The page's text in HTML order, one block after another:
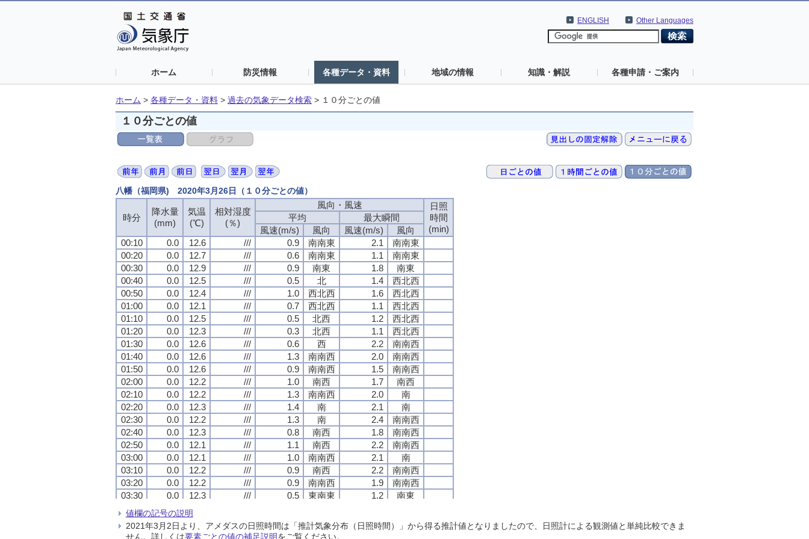
Other Languages
ENGLISH
ホーム 防災情報 各種データ・資料 地域の情報 知識・解説 各種申請・ご案内
ホーム > 各種データ・資料 > 過去の気象データ検索 > １０分ごとの値
１０分ごとの値
八幡（福岡県) 2020年3月26日（１０分ごとの値）
時分
降水量
(mm)
気温
(℃)
相対湿度
(％)
風向・風速
日照
時間
(min)
平均
最大瞬間
風速(m/s)
風向 風速(m/s)
風向
00:10
0.0 12.6 /// 0.9 南南東 2.1
南南東
00:20
0.0 12.7 /// 0.6 南南東 1.1
南南東
00:30
0.0 12.9 /// 0.9 南東 1.8
南東
00:40
0.0 12.5 /// 0.5 北 1.4
西北西
00:50
0.0 12.4 /// 1.0 西北西 1.6
西北西
01:00
0.0 12.1 /// 0.7 西北西 1.1
西北西
01:10
0.0 12.5 /// 0.5 北西 1.2
西北西
01:20
0.0 12.3 /// 0.3 北西 1.1
西北西
01:30
0.0 12.6 /// 0.6 西 2.2
南南西
01:40
0.0 12.6 /// 1.3 南南西 2.0
南南西
01:50
0.0 12.6 /// 0.9 南南西 1.5
南南西
02:00
0.0 12.2 /// 1.0 南西 1.7
南西
02:10
0.0 12.2 /// 1.3 南南西 2.0
南
02:20
0.0 12.3 /// 1.4 南 2.1
南
02:30
0.0 12.2 /// 1.3 南 2.4
南南西
02:40
0.0 12.3 /// 0.8 南西 1.8
南南西
02:50
0.0 12.1 /// 1.1 南西 2.2
南南西
03:00
0.0 12.1 /// 1.0 南南西 2.1
南
03:10
0.0 12.2 /// 0.9 南西 2.2
南南西
03:20
0.0 12.2 /// 0.9 南南西 1.9
南南西
03:30
0.0 12.3 /// 0.5 東南東 1.2
南東
03:40
0.0 12.3
03:50
0.0 12.2 /// 1.0 南南西 1.5
南
04:00
0.0 12.2 /// 0.8 南西 1.2 南西
時分
降水量
(mm)
気温
(℃)
相対湿度
(％)
風向・風速
日照
時間
(min)
平均
最大瞬間
風速(m/s)
風向 風速(m/s)
風向
00:10
0.0 12.6 /// 0.9 南南東 2.1
南南東
00:20
0.0 12.7 /// 0.6 南南東 1.1
南南東
00:30
0.0 12.9 /// 0.9 南東 1.8
南東
00:40
0.0 12.5 /// 0.5 北 1.4
西北西
00:50
0.0 12.4 /// 1.0 西北西 1.6
西北西
01:00
0.0 12.1 /// 0.7 西北西 1.1
西北西
01:10
0.0 12.5 /// 0.5 北西 1.2
西北西
01:20
0.0 12.3 /// 0.3 北西 1.1
西北西
01:30
0.0 12.6 /// 0.6 西 2.2
南南西
01:40
0.0 12.6 /// 1.3 南南西 2.0
南南西
01:50
0.0 12.6 /// 0.9 南南西 1.5
南南西
02:00
0.0 12.2 /// 1.0 南西 1.7
南西
02:10
0.0 12.2 /// 1.3 南南西 2.0
南
02:20
0.0 12.3 /// 1.4 南 2.1
南
02:30
0.0 12.2 /// 1.3 南 2.4
南南西
02:40
0.0 12.3 /// 0.8 南西 1.8
南南西
02:50
0.0 12.1 /// 1.1 南西 2.2
南南西
03:00
0.0 12.1 /// 1.0 南南西 2.1
南
03:10
0.0 12.2 /// 0.9 南西 2.2
南南西
03:20
0.0 12.2 /// 0.9 南南西 1.9
南南西
03:30
0.0 12.3 /// 0.5 東南東 1.2
南東
03:40
0.0 12.3
03:50
0.0 12.2 /// 1.0 南南西 1.5
南
04:00
0.0 12.2 /// 0.8 南西 1.2 南西
時分
降水量
(mm)
気温
(℃)
相対湿度
(％)
風向・風速
日照
時間
(min)
平均
最大瞬間
風速(m/s)
風向 風速(m/s)
風向
00:10
0.0 12.6 /// 0.9 南南東 2.1
南南東
00:20
0.0 12.7 /// 0.6 南南東 1.1
南南東
00:30
0.0 12.9 /// 0.9 南東 1.8
南東
00:40
0.0 12.5 /// 0.5 北 1.4
西北西
00:50
0.0 12.4 /// 1.0 西北西 1.6
西北西
01:00
0.0 12.1 /// 0.7 西北西 1.1
西北西
01:10
0.0 12.5 /// 0.5 北西 1.2
西北西
01:20
0.0 12.3 /// 0.3 北西 1.1
西北西
01:30
0.0 12.6 /// 0.6 西 2.2
南南西
01:40
0.0 12.6 /// 1.3 南南西 2.0
南南西
01:50
0.0 12.6 /// 0.9 南南西 1.5
南南西
02:00
0.0 12.2 /// 1.0 南西 1.7
南西
02:10
0.0 12.2 /// 1.3 南南西 2.0
南
02:20
0.0 12.3 /// 1.4 南 2.1
南
02:30
0.0 12.2 /// 1.3 南 2.4
南南西
02:40
0.0 12.3 /// 0.8 南西 1.8
南南西
02:50
0.0 12.1 /// 1.1 南西 2.2
南南西
03:00
0.0 12.1 /// 1.0 南南西 2.1
南
03:10
0.0 12.2 /// 0.9 南西 2.2
南南西
03:20
0.0 12.2 /// 0.9 南南西 1.9
南南西
03:30
0.0 12.3 /// 0.5 東南東 1.2
南東
03:40
0.0 12.3
03:50
0.0 12.2 /// 1.0 南南西 1.5
南
04:00
0.0 12.2 /// 0.8 南西 1.2 南西
時分
降水量
(mm)
気温
(℃)
相対湿度
(％)
風向・風速
日照
時間
(min)
平均
最大瞬間
風速(m/s)
風向 風速(m/s)
風向
00:10
0.0 12.6 /// 0.9 南南東 2.1
南南東
00:20
0.0 12.7 /// 0.6 南南東 1.1
南南東
00:30
0.0 12.9 /// 0.9 南東 1.8
南東
00:40
0.0 12.5 /// 0.5 北 1.4
西北西
00:50
0.0 12.4 /// 1.0 西北西 1.6
西北西
01:00
0.0 12.1 /// 0.7 西北西 1.1
西北西
01:10
0.0 12.5 /// 0.5 北西 1.2
西北西
01:20
0.0 12.3 /// 0.3 北西 1.1
西北西
01:30
0.0 12.6 /// 0.6 西 2.2
南南西
01:40
0.0 12.6 /// 1.3 南南西 2.0
南南西
01:50
0.0 12.6 /// 0.9 南南西 1.5
南南西
02:00
0.0 12.2 /// 1.0 南西 1.7
南西
02:10
0.0 12.2 /// 1.3 南南西 2.0
南
02:20
0.0 12.3 /// 1.4 南 2.1
南
02:30
0.0 12.2 /// 1.3 南 2.4
南南西
02:40
0.0 12.3 /// 0.8 南西 1.8
南南西
02:50
0.0 12.1 /// 1.1 南西 2.2
南南西
03:00
0.0 12.1 /// 1.0 南南西 2.1
南
03:10
0.0 12.2 /// 0.9 南西 2.2
南南西
03:20
0.0 12.2 /// 0.9 南南西 1.9
南南西
03:30
0.0 12.3 /// 0.5 東南東 1.2
南東
03:40
0.0 12.3
03:50
0.0 12.2 /// 1.0 南南西 1.5
南
04:00
0.0 12.2 /// 0.8 南西 1.2 南西
値欄の記号の説明
2021年3月2日より、アメダスの日照時間は「推計気象分布（日照時間）」から得る推計値となりましたので、日照計による観測値と単純比較できま
せん。詳しくは要素ごとの値の補足説明をご覧ください。